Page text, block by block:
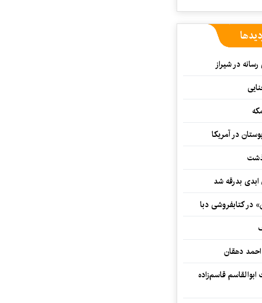
در شیراز
در آمریکا
ابدی بدرقه شد
در کتابفروشی دبا
دهقان
قاسم‌زاده